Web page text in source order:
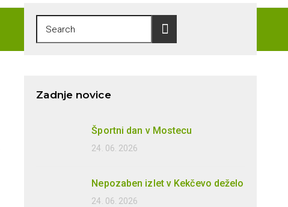
Zadnje novice
Športni dan v Mostecu
24. 06. 2026
Nepozaben izlet v Kekčevo deželo
24. 06. 2026